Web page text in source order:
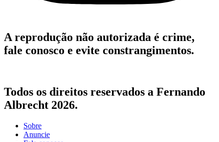
A reprodução não autorizada é crime,
fale conosco e evite constrangimentos.
Todos os direitos reservados a Fernando
Albrecht 2026.
Sobre
Anuncie